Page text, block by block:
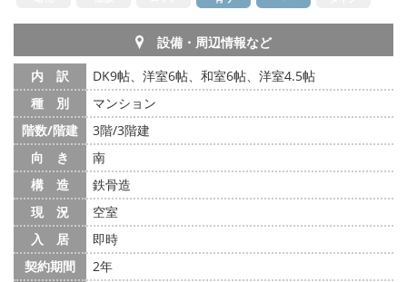
設備・周辺情報など
内 訳
DK9帖、洋室6帖、和室6帖、洋室4.5帖
種 別
マンション
階数/階建
3階/3階建
向 き
南
構 造
鉄骨造
現 況
空室
入 居
即時
契約期間
2年